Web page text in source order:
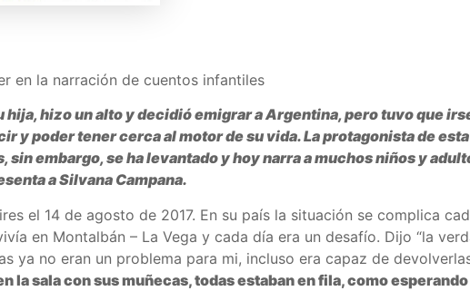
en la narración de cuentos infantiles
hizo un alto y decidió emigrar a Argentina, pero tuvo que
y poder tener cerca al motor de su vida. La protagonista de
sin embargo, se ha levantado y hoy narra a muchos niños y
a Silvana Campana.
el 14 de agosto de 2017. En su país la situación se complica
en Montalbán – La Vega y cada día era un desafío. Dijo “la
ya no eran un problema para mi, incluso era capaz de
la sala con sus muñecas, todas estaban en fila, como